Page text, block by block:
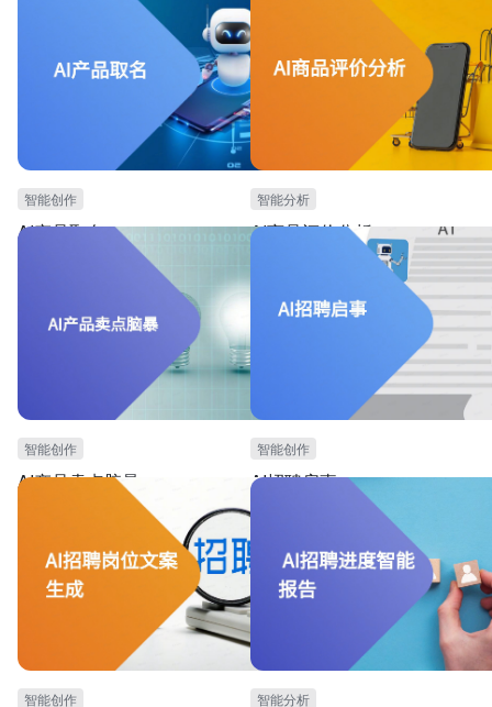
本模板可用于团队进行目标管理的场景。提供AI拆
解目标时所需的指令。能够智能合理地拆解整体目
标。能使团队目标更加合理化。
本模板可用于产品团队，特别是需要推
能的场景。可根据产品功能简介，AI自
推广文案。可大幅度提高产品新功能宣
智能创作
AI产品取名
本模板可用于产品研发团队，进行产品命名的场
景。提供产品命名时所需的AI指令和AI自动生产功
能。能够根据产品简介生成产品名称。能提高产品
命名效率。
智能分析
AI商品评价分析
本模板可用于出海电商管理，特别是对
评价管理的场景。针对海量的海外用户
板可实现AI自动翻译，AI自动情感分析与
提炼用户关注点，AI智能回复用户评价等
能，助力海外电商效率提升。
智能创作
AI产品卖点脑暴
本模板可用于市场营销团队，需要提炼产品卖点并
进行策划宣传的场景。本模板提供AI自动产品卖点
的指令和功能，并根据产品名称和目标人群，一键
生成产品宣传广告词。可大大提高工作效率，提升
宣传效果。
智能创作
AI招聘启事
本模板可用于招聘团队，需要撰写招聘
景。本模板提供AI自动写作招聘公告的指
能，可根据团队简介和职位简介信息，
性化的招聘公告。可大大提高工作效率
效果。
智能创作 智能分析